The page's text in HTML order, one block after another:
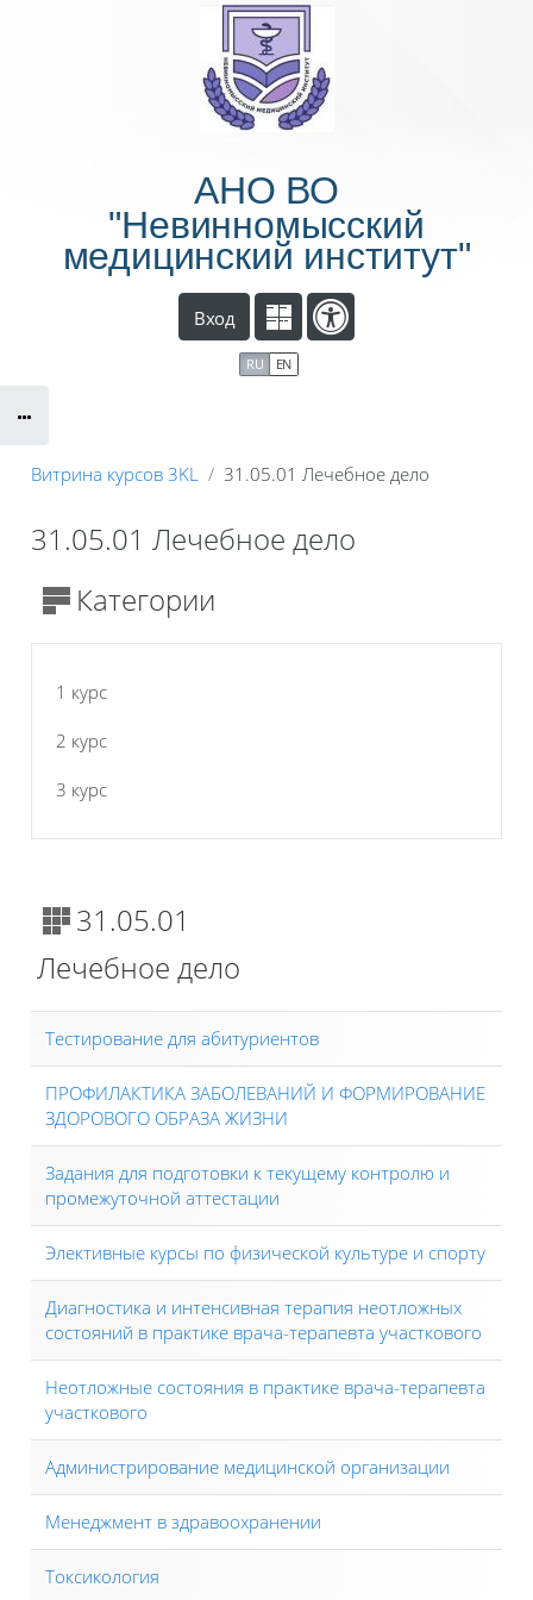
Перейти к основному содержанию
АНО ВО
"Невинномысский
медицинский институт"
Вход
RU EN
Витрина курсов 3KL 31.05.01 Лечебное дело
31.05.01 Лечебное дело
Категории
1 курс
2 курс
3 курс
31.05.01
Лечебное дело
Тестирование для абитуриентов
ПРОФИЛАКТИКА ЗАБОЛЕВАНИЙ И ФОРМИРОВАНИЕ
ЗДОРОВОГО ОБРАЗА ЖИЗНИ
Задания для подготовки к текущему контролю и
промежуточной аттестации
Элективные курсы по физической культуре и спорту
Диагностика и интенсивная терапия неотложных
состояний в практике врача-терапевта участкового
Неотложные состояния в практике врача-терапевта
участкового
Администрирование медицинской организации
Менеджмент в здравоохранении
Токсикология